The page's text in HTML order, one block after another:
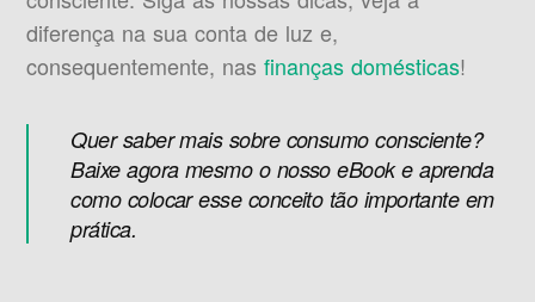
diferença na sua conta de luz e,
consequentemente, nasfinanças domésticas!
Quer saber mais sobre consumo consciente?
Baixe agora mesmo o nosso eBook e aprenda
como colocar esse conceito tão importante em
prática.